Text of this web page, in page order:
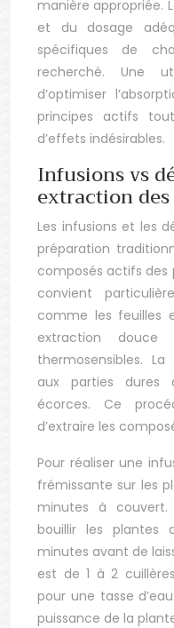
manière appropriée.
et du dosage
spécifiques de
recherché. Une
d’optimiser
principes actifs
d’effets indésirables.
Infusions vs
extraction
Les infusions et les
préparation
composés actifs des
convient
comme les feuilles
extraction
thermosensibles.
aux parties
écorces. Ce
d’extraire les
Pour réaliser une
frémissante sur les
minutes à
bouillir les plantes
minutes avant de
est de 1 à 2
pour une tasse
puissance de la